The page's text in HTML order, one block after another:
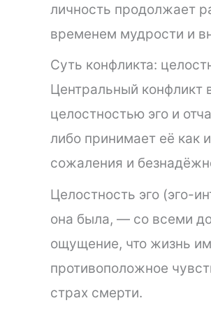
личность продолжает
временем мудрости и
Суть конфликта:
Центральный конфликт
целостностью эго и
либо принимает её как
сожаления и
Целостность эго (эго-
она была, — со всеми
ощущение, что жизнь
противоположное
страх смерти.